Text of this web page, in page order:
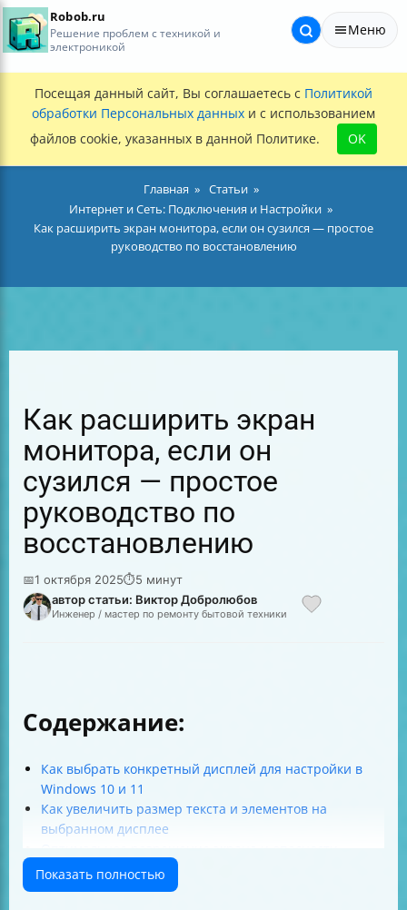
Robob.ru
Решение проблем с техникой и
электроникой
Меню
Посещая данный сайт, Вы соглашаетесь с Политикой
обработки Персональных данных и с использованием
файлов cookie, указанных в данной Политике.
OK
Главная
Статьи
Интернет и Сеть: Подключения и Настройки
Как расширить экран монитора, если он сузился — простое
руководство по восстановлению
Как расширить экран
монитора, если он
сузился — простое
руководство по
восстановлению
📅1 октября 2025⏱5 минут
автор статьи: Виктор Добролюбов
Инженер / мастер по ремонту бытовой техники
Содержание:
Как выбрать конкретный дисплей для настройки в
Windows 10 и 11
Как увеличить размер текста и элементов на
выбранном дисплее
выбора ниже рекомендуемого
Что делать при непредвиденных изменениях
Показать полностью